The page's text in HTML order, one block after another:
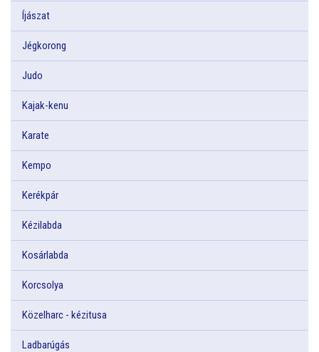
Íjászat
Jégkorong
Judo
Kajak-kenu
Karate
Kempo
Kerékpár
Kézilabda
Kosárlabda
Korcsolya
Közelharc - kézitusa
Ladbarúgás